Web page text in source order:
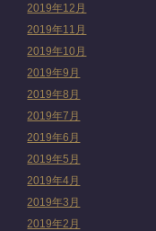
2019年12月
2019年11月
2019年10月
2019年9月
2019年8月
2019年7月
2019年6月
2019年5月
2019年4月
2019年3月
2019年2月